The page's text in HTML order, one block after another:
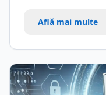
Află mai multe